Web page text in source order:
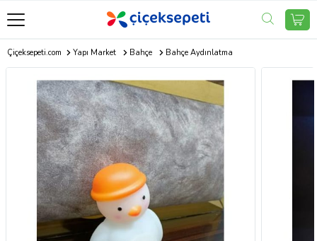
Çiçeksepeti.com Yapı Market Bahçe Bahçe Aydınlatma